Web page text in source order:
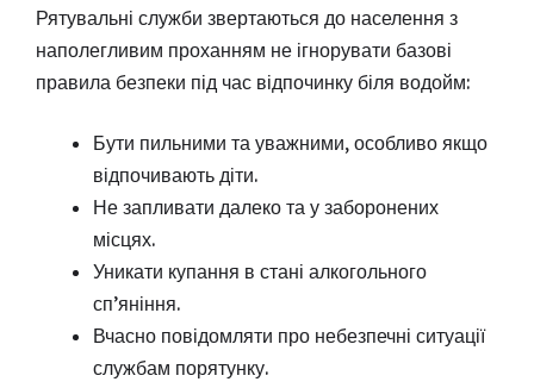
Рятувальні служби звертаються до населення з
наполегливим проханням не ігнорувати базові
правила безпеки під час відпочинку біля водойм:
Бути пильними та уважними, особливо якщо
відпочивають діти.
Не запливати далеко та у заборонених
місцях.
Уникати купання в стані алкогольного
сп’яніння.
Вчасно повідомляти про небезпечні ситуації
службам порятунку.